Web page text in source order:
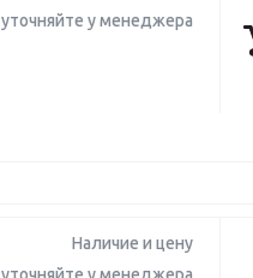
уточняйте у менеджера
Наличие и цену